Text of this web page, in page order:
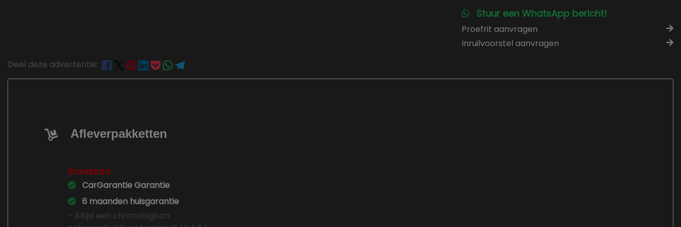
Stuur een WhatsApp bericht!
Proefrit aanvragen
Inruilvoorstel aanvragen
Deel deze advertentie:
Afleverpakketten
Standaard
CarGarantie Garantie
6 maanden huisgarantie
- Altijd een chronologisch